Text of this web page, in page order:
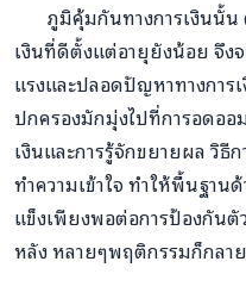
ภูมิคุ้มกันทางการเงินนั้น
เงินที่ดีตั้งแต่อายุยังน้อย จึง
แรงและปลอดปัญหาทางการ
ปกครองมักมุ่งไปที่การอดออ
เงินและการรู้จักขยายผล วิธี
ทำความเข้าใจ ทำให้พื้นฐาน
แข็งเพียงพอต่อการป้องกันตั
หลัง หลายๆพฤติกรรมก็กลา